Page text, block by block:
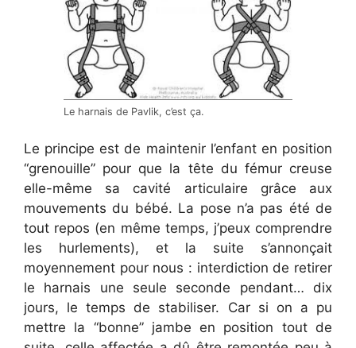
Le harnais de Pavlik, c’est ça.
Le principe est de maintenir l’enfant en position
“grenouille” pour que la tête du fémur creuse
elle-même sa cavité articulaire grâce aux
mouvements du bébé. La pose n’a pas été de
tout repos (en même temps, j’peux comprendre
les hurlements), et la suite s’annonçait
moyennement pour nous : interdiction de retirer
le harnais une seule seconde pendant… dix
jours, le temps de stabiliser. Car si on a pu
mettre la “bonne” jambe en position tout de